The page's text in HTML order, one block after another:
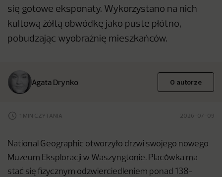
się gotowe eksponaty. Wykorzystano na nich
kultową żółtą obwódkę jako puste płótno,
pobudzając wyobraźnię mieszkańców.
Agata Drynko O autorze
1 MIN CZYTANIA 2026-07-09
National Geographic otworzyło drzwi swojego nowego
Muzeum Eksploracji w Waszyngtonie. Placówka ma
stać się fizycznym odzwierciedleniem ponad 138-